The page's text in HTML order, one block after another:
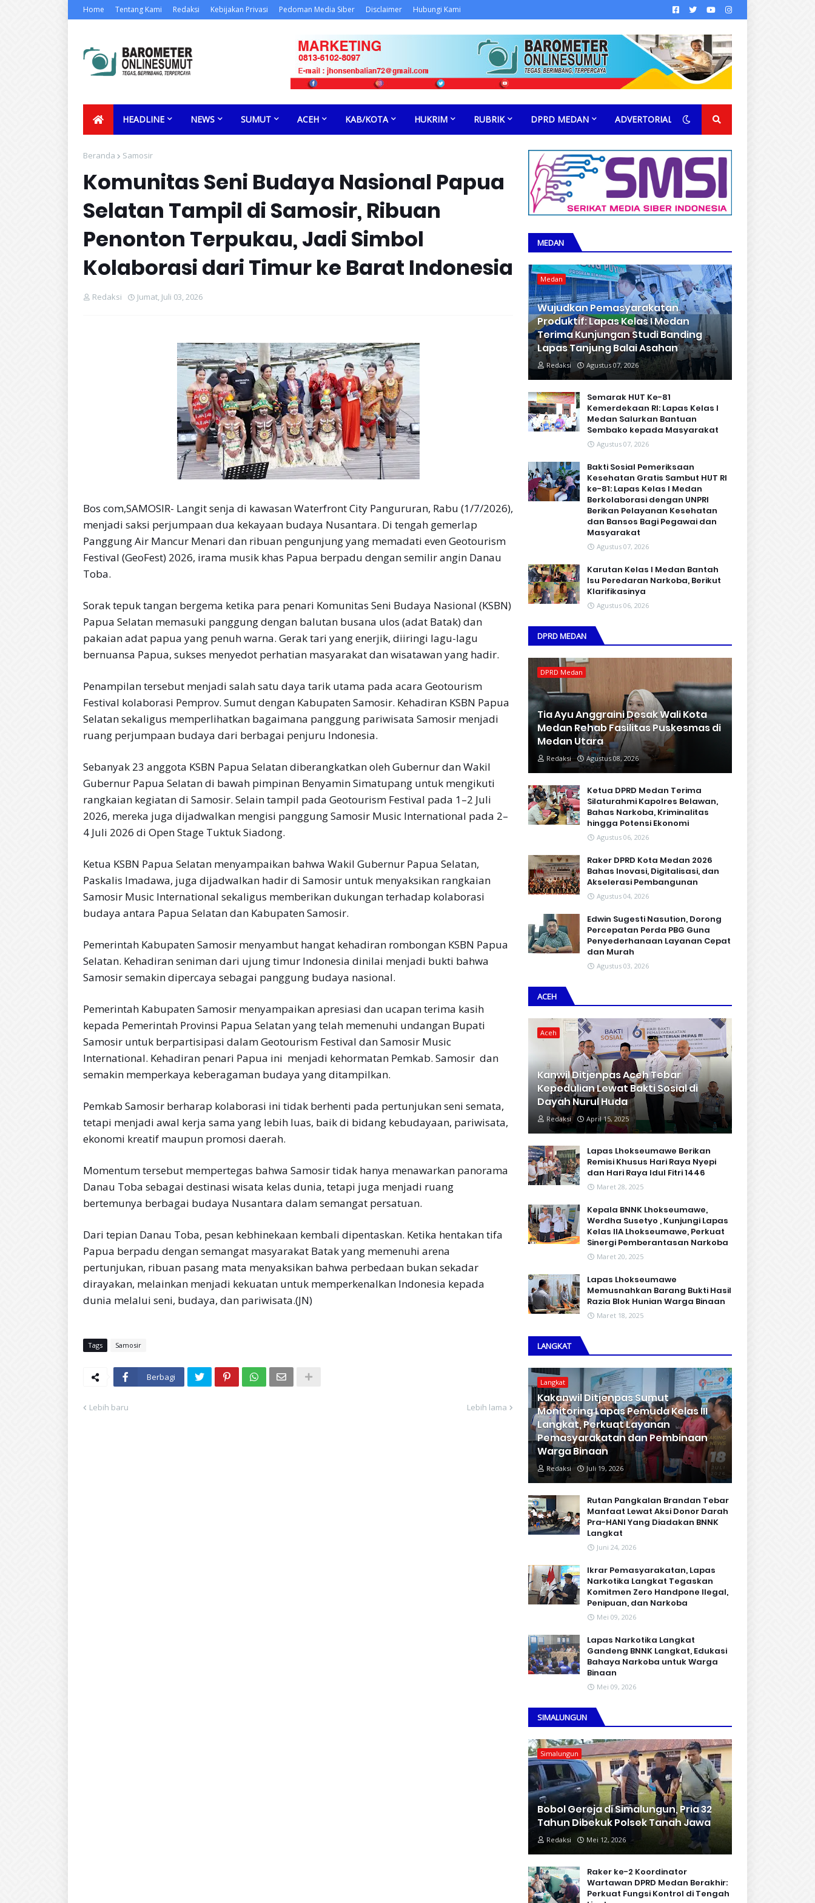
Home Tentang Kami Redaksi Kebijakan Privasi Pedoman Media Siber Disclaimer Hubungi Kami
HEADLINE NEWS SUMUT ACEH KAB/KOTA HUKRIM RUBRIK DPRD MEDAN ADVERTORIAL
Beranda Samosir
Komunitas Seni Budaya Nasional Papua
Selatan Tampil di Samosir, Ribuan
Penonton Terpukau, Jadi Simbol
Kolaborasi dari Timur ke Barat Indonesia
Redaksi Jumat, Juli 03, 2026
Bos com,SAMOSIR- Langit senja di kawasan Waterfront City Pangururan, Rabu (1/7/2026),
menjadi saksi perjumpaan dua kekayaan budaya Nusantara. Di tengah gemerlap
Panggung Air Mancur Menari dan ribuan pengunjung yang memadati even Geotourism
Festival (GeoFest) 2026, irama musik khas Papua berpadu dengan semilir angin Danau
Toba.
Sorak tepuk tangan bergema ketika para penari Komunitas Seni Budaya Nasional (KSBN)
Papua Selatan memasuki panggung dengan balutan busana ulos (adat Batak) dan
pakaian adat papua yang penuh warna. Gerak tari yang enerjik, diiringi lagu-lagu
bernuansa Papua, sukses menyedot perhatian masyarakat dan wisatawan yang hadir.
Penampilan tersebut menjadi salah satu daya tarik utama pada acara Geotourism
Festival kolaborasi Pemprov. Sumut dengan Kabupaten Samosir. Kehadiran KSBN Papua
Selatan sekaligus memperlihatkan bagaimana panggung pariwisata Samosir menjadi
ruang perjumpaan budaya dari berbagai penjuru Indonesia.
Sebanyak 23 anggota KSBN Papua Selatan diberangkatkan oleh Gubernur dan Wakil
Gubernur Papua Selatan di bawah pimpinan Benyamin Simatupang untuk mengikuti
rangkaian kegiatan di Samosir. Selain tampil pada Geotourism Festival pada 1–2 Juli
2026, mereka juga dijadwalkan mengisi panggung Samosir Music International pada 2–
4 Juli 2026 di Open Stage Tuktuk Siadong.
Ketua KSBN Papua Selatan menyampaikan bahwa Wakil Gubernur Papua Selatan,
Paskalis Imadawa, juga dijadwalkan hadir di Samosir untuk menyaksikan rangkaian
Samosir Music International sekaligus memberikan dukungan terhadap kolaborasi
budaya antara Papua Selatan dan Kabupaten Samosir.
Pemerintah Kabupaten Samosir menyambut hangat kehadiran rombongan KSBN Papua
Selatan. Kehadiran seniman dari ujung timur Indonesia dinilai menjadi bukti bahwa
Samosir semakin dipercaya sebagai panggung budaya nasional.
Pemerintah Kabupaten Samosir menyampaikan apresiasi dan ucapan terima kasih
kepada Pemerintah Provinsi Papua Selatan yang telah memenuhi undangan Bupati
Samosir untuk berpartisipasi dalam Geotourism Festival dan Samosir Music
International. Kehadiran penari Papua ini menjadi kehormatan Pemkab. Samosir dan
semakin memperkaya keberagaman budaya yang ditampilkan.
Pemkab Samosir berharap kolaborasi ini tidak berhenti pada pertunjukan seni semata,
tetapi menjadi awal kerja sama yang lebih luas, baik di bidang kebudayaan, pariwisata,
ekonomi kreatif maupun promosi daerah.
Momentum tersebut mempertegas bahwa Samosir tidak hanya menawarkan panorama
Danau Toba sebagai destinasi wisata kelas dunia, tetapi juga menjadi ruang
bertemunya berbagai budaya Nusantara dalam semangat persatuan.
Dari tepian Danau Toba, pesan kebhinekaan kembali dipentaskan. Ketika hentakan tifa
Papua berpadu dengan semangat masyarakat Batak yang memenuhi arena
pertunjukan, ribuan pasang mata menyaksikan bahwa perbedaan bukan sekadar
dirayakan, melainkan menjadi kekuatan untuk memperkenalkan Indonesia kepada
dunia melalui seni, budaya, dan pariwisata.(JN)
Tags Samosir
Berbagi
Lebih baru Lebih lama
MEDAN
Medan
Wujudkan Pemasyarakatan
Produktif: Lapas Kelas I Medan
Terima Kunjungan Studi Banding
Lapas Tanjung Balai Asahan
Redaksi Agustus 07, 2026
Semarak HUT Ke-81
Kemerdekaan RI: Lapas Kelas I
Medan Salurkan Bantuan
Sembako kepada Masyarakat
Agustus 07, 2026
Bakti Sosial Pemeriksaan
Kesehatan Gratis Sambut HUT RI
ke-81: Lapas Kelas I Medan
Berkolaborasi dengan UNPRI
Berikan Pelayanan Kesehatan
dan Bansos Bagi Pegawai dan
Masyarakat
Agustus 07, 2026
Karutan Kelas I Medan Bantah
Isu Peredaran Narkoba, Berikut
Klarifikasinya
Agustus 06, 2026
DPRD MEDAN
DPRD Medan
Tia Ayu Anggraini Desak Wali Kota
Medan Rehab Fasilitas Puskesmas di
Medan Utara
Redaksi Agustus 08, 2026
Ketua DPRD Medan Terima
Silaturahmi Kapolres Belawan,
Bahas Narkoba, Kriminalitas
hingga Potensi Ekonomi
Agustus 06, 2026
Raker DPRD Kota Medan 2026
Bahas Inovasi, Digitalisasi, dan
Akselerasi Pembangunan
Agustus 04, 2026
Edwin Sugesti Nasution, Dorong
Percepatan Perda PBG Guna
Penyederhanaan Layanan Cepat
dan Murah
Agustus 03, 2026
ACEH
Aceh
Kanwil Ditjenpas Aceh Tebar
Kepedulian Lewat Bakti Sosial di
Dayah Nurul Huda
Redaksi April 15, 2025
Lapas Lhokseumawe Berikan
Remisi Khusus Hari Raya Nyepi
dan Hari Raya Idul Fitri 1446
Maret 28, 2025
Kepala BNNK Lhokseumawe,
Werdha Susetyo , Kunjungi Lapas
Kelas IIA Lhokseumawe, Perkuat
Sinergi Pemberantasan Narkoba
Maret 20, 2025
Lapas Lhokseumawe
Memusnahkan Barang Bukti Hasil
Razia Blok Hunian Warga Binaan
Maret 18, 2025
LANGKAT
Langkat
Kakanwil Ditjenpas Sumut
Monitoring Lapas Pemuda Kelas III
Langkat, Perkuat Layanan
Pemasyarakatan dan Pembinaan
Warga Binaan
Redaksi Juli 19, 2026
Rutan Pangkalan Brandan Tebar
Manfaat Lewat Aksi Donor Darah
Pra-HANI Yang Diadakan BNNK
Langkat
Juni 24, 2026
Ikrar Pemasyarakatan, Lapas
Narkotika Langkat Tegaskan
Komitmen Zero Handpone llegal,
Penipuan, dan Narkoba
Mei 09, 2026
Lapas Narkotika Langkat
Gandeng BNNK Langkat, Edukasi
Bahaya Narkoba untuk Warga
Binaan
Mei 09, 2026
SIMALUNGUN
Simalungun
Bobol Gereja di Simalungun, Pria 32
Tahun Dibekuk Polsek Tanah Jawa
Redaksi Mei 12, 2026
Raker ke-2 Koordinator
Wartawan DPRD Medan Berakhir:
Perkuat Fungsi Kontrol di Tengah